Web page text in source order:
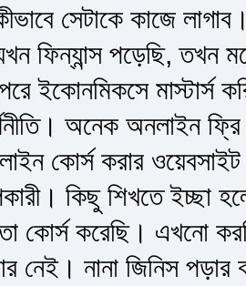
সেটাকে কাজে
ফিন্যান্স পড়েছি, তখন
ইকোনমিকসে মাস্টার্স
অনেক অনলাইন
কোর্স করার
কিছু শিখতে ইচ্ছা
কোর্স করেছি। এখনো
নেই। নানা জিনিস পড়ার